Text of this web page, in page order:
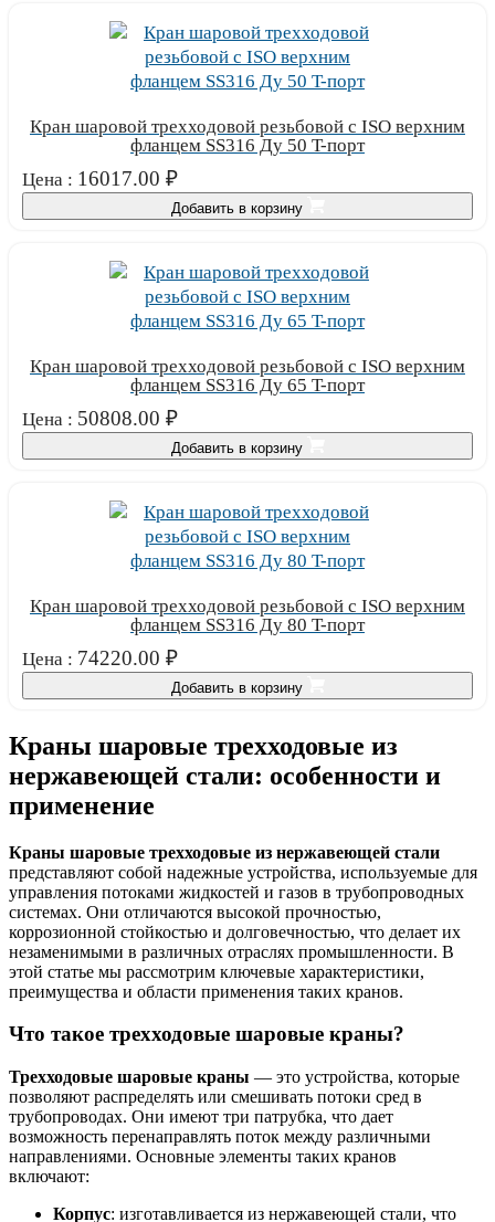
Кран шаровой трехходовой резьбовой с ISO верхним
фланцем SS316 Ду 50 T-порт
Цена : 16017.00 ₽
Добавить в корзину
Кран шаровой трехходовой резьбовой с ISO верхним
фланцем SS316 Ду 65 T-порт
Цена : 50808.00 ₽
Добавить в корзину
Кран шаровой трехходовой резьбовой с ISO верхним
фланцем SS316 Ду 80 T-порт
Цена : 74220.00 ₽
Добавить в корзину
Краны шаровые трехходовые из
нержавеющей стали: особенности и
применение
Краны шаровые трехходовые из нержавеющей стали
представляют собой надежные устройства, используемые для
управления потоками жидкостей и газов в трубопроводных
системах. Они отличаются высокой прочностью,
коррозионной стойкостью и долговечностью, что делает их
незаменимыми в различных отраслях промышленности. В
этой статье мы рассмотрим ключевые характеристики,
преимущества и области применения таких кранов.
Что такое трехходовые шаровые краны?
Трехходовые шаровые краны — это устройства, которые
позволяют распределять или смешивать потоки сред в
трубопроводах. Они имеют три патрубка, что дает
возможность перенаправлять поток между различными
направлениями. Основные элементы таких кранов
включают:
Корпус: изготавливается из нержавеющей стали, что